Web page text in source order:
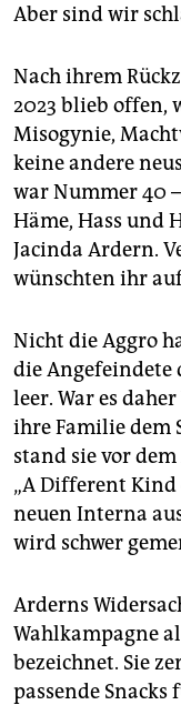
Aber sind wir
Nach ihrem
2023 blieb offen,
Misogynie,
keine andere
war Nummer 40
Häme, Hass und
Jacinda Ardern.
wünschten ihr
Nicht die Aggro
die Angefeindete
leer. War es
ihre Familie dem
stand sie vor
„A Different Kind
neuen Interna
wird schwer
Arderns
Wahlkampagne
bezeichnet. Sie
passende